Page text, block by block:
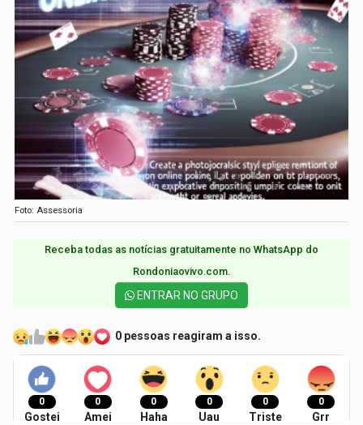
Foto: Assessoria
Receba todas as notícias gratuitamente no WhatsApp do
Rondoniaovivo.com.​
ENTRAR NO GRUPO
0 pessoas reagiram a isso.
0
Gostei
0
Amei
0
Haha
0
Uau
0
Triste
0
Grr